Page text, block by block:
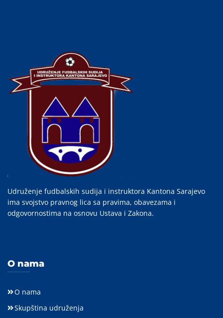
Udruženje fudbalskih sudija i instruktora Kantona Sarajevo
ima svojstvo pravnog lica sa pravima, obavezama i
odgovornostima na osnovu Ustava i Zakona.
O nama
O nama
Skupština udruženja